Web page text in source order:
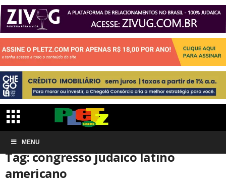
MENU
Início Tags
Tag: congresso judaico latino
americano